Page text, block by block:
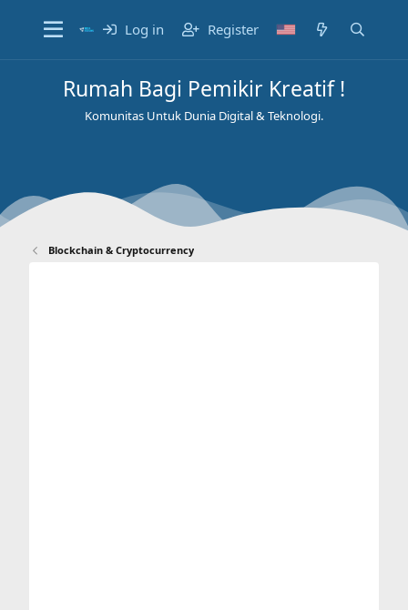
Log in Register
Rumah Bagi Pemikir Kreatif !
Komunitas Untuk Dunia Digital & Teknologi.
Blockchain & Cryptocurrency